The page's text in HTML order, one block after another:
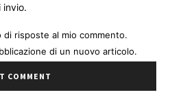
invio.
di risposte al mio commento.
di un nuovo articolo.